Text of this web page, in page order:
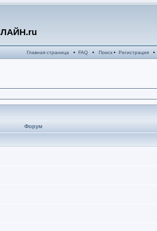
Главная страница • FAQ• Поиск• Регистрация•
Форум